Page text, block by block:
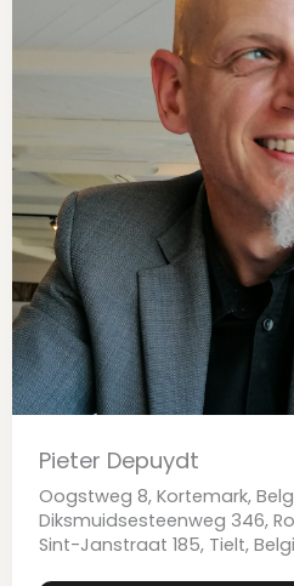
Pieter Depuydt
Oogstweg 8, Kortemark,
Diksmuidsesteenweg 346,
Sint-Janstraat 185, Tielt,